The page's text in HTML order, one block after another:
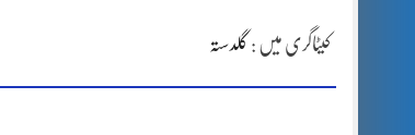
کیٹاگری میں : گلدستہ